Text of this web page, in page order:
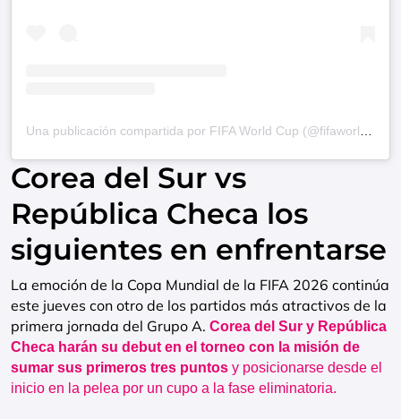
Corea del Sur vs
República Checa los
siguientes en enfrentarse
La emoción de la Copa Mundial de la FIFA 2026 continúa
este jueves con otro de los partidos más atractivos de la
primera jornada del Grupo A. Corea del Sur y República
Checa harán su debut en el torneo con la misión de
sumar sus primeros tres puntos y posicionarse desde el
inicio en la pelea por un cupo a la fase eliminatoria.